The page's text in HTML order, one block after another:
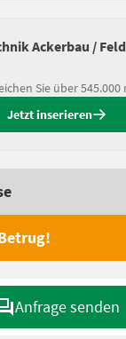
Ackerbau /
Sie über
Jetzt inserieren
Anfrage senden